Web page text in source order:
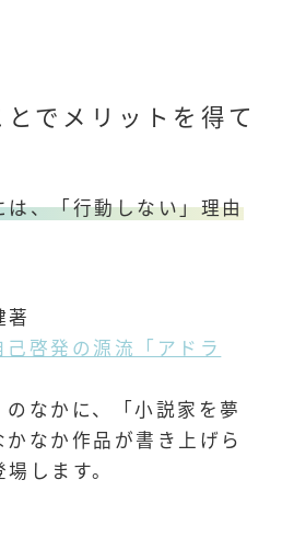
でメリットを得て
は、「行動しない」理由
著
啓発の源流「アドラ
のなかに、「小説家を夢
なか作品が書き上げら
します。